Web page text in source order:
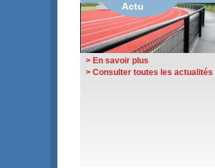
Actu
> En savoir plus
> Consulter toutes les actualités